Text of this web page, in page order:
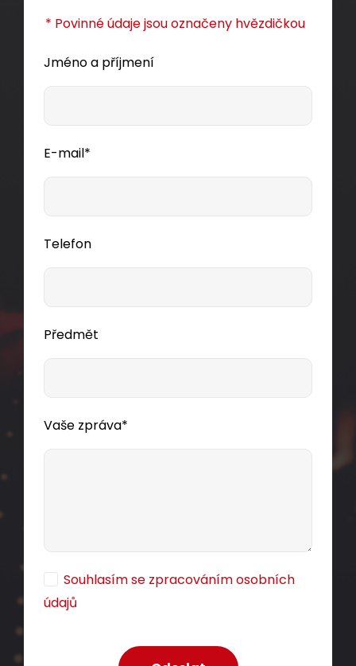
* Povinné údaje jsou označeny hvězdičkou
Jméno a příjmení
E-mail*
Telefon
Předmět
Vaše zpráva*
Souhlasím se zpracováním osobních
údajů